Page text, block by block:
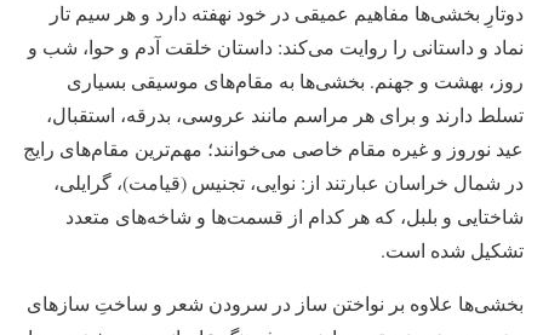
دوتارِ بخشی‌ها مفاهیم عمیقی در خود نهفته دارد و هر سیم تار
نماد و داستانی را روایت می‌کند: داستان خلقت آدم و حوا، شب و
روز، بهشت و جهنم. بخشی‌ها به مقام‌های موسیقی بسیاری
تسلط دارند و برای هر مراسم مانند عروسی، بدرقه، استقبال،
عید نوروز و غیره مقام خاصی می‌خوانند؛ مهم‌ترین مقام‌های رایج
در شمال خراسان عبارتند از: نوایی، تجنیس (قیامت)، گرایلی،
شاختایی و بلبل، که هر کدام از قسمت‌ها و شاخه‌های متعدد
تشکیل شده است.
بخشی‌ها علاوه بر نواختن ساز در سرودن شعر و ساختِ سازهای